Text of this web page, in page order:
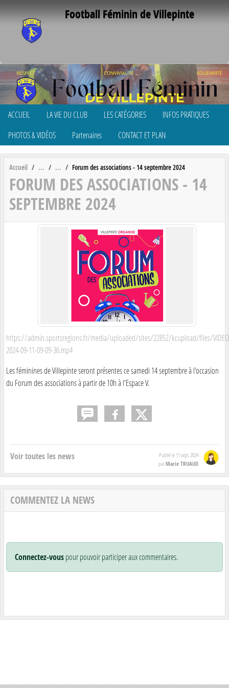
Football Féminin de Villepinte
ACCUEIL LA VIE DU CLUB LES CATÉGORIES
INFOS PRATIQUES
PHOTOS & VIDÉOS
Partenaires CONTACT ET PLAN
Accueil Forum des associations - 14 septembre 2024
FORUM DES ASSOCIATIONS - 14
SEPTEMBRE 2024
https://admin.sportsregions.fr/media/uploaded/sites/22852/kcupload/files/
2024-09-11-09-09-36.mp4
Les féminines de Villepinte seront présentes ce samedi 14 septembre à l'occasion
du Forum des associations à partir de 10h à l'Espace V.
Voir toutes les news Publié le 11 sept. 2024
parMarie TRUAUD
COMMENTEZ LA NEWS
Connectez-vouspour pouvoir participer aux commentaires.